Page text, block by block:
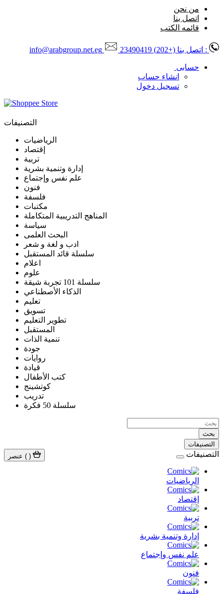
من نحن
اتصل بنا
قائمه الكتب
: اتصل بنا (+202) 23490419
info@arabgroup.net.eg
حسابى
انشاء حساب
تسجيل دخول
التصنيفات
الرياضيات
إقتصاد
تربية
إدارة وتنمية بشرية
علم نفس وإجتماع
فنون
فلسفة
مكتبات
المناهج التدريبية المتكاملة
سياسة
البحث العلمى
ادب و لغة و شعر
سلسلة قائد المستقبل
اعلام
علوم
سلسلة 101 تجربة شيقة
الذكاء الأصطناعي
تعليم
تسويق
تطوير التعليم
المستقبل
تنمية الذات
جودة
روايات
قيادة
كتب الأطفال
كوتشينج
تدريب
سلسلة 50 فكرة
بحث
) عنصر
التصنيفات
التصنيفات
الرياضيات
إقتصاد
تربية
إدارة وتنمية بشرية
علم نفس وإجتماع
فنون
فلسفة